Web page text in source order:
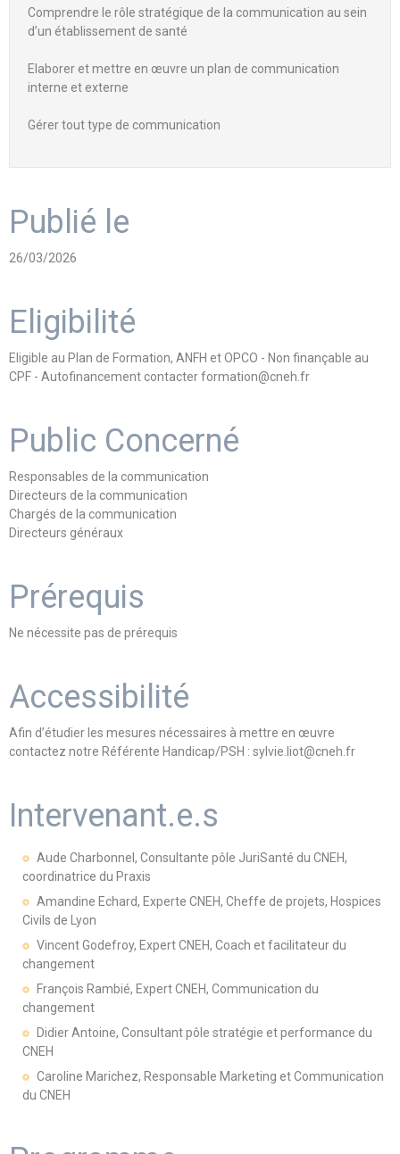
Comprendre le rôle stratégique de la communication au sein
d’un établissement de santé
Elaborer et mettre en œuvre un plan de communication
interne et externe
Gérer tout type de communication
Publié le
26/03/2026
Eligibilité
Eligible au Plan de Formation, ANFH et OPCO - Non finançable au
CPF - Autofinancement contacter formation@cneh.fr
Public Concerné
Responsables de la communication
Directeurs de la communication
Chargés de la communication
Directeurs généraux
Prérequis
Ne nécessite pas de prérequis
Accessibilité
Afin d’étudier les mesures nécessaires à mettre en œuvre
contactez notre Référente Handicap/PSH : sylvie.liot@cneh.fr
Intervenant.e.s
Aude Charbonnel, Consultante pôle JuriSanté du CNEH,
coordinatrice du Praxis
Amandine Echard, Experte CNEH, Cheffe de projets, Hospices
Civils de Lyon
Vincent Godefroy, Expert CNEH, Coach et facilitateur du
changement
François Rambié, Expert CNEH, Communication du
changement
Didier Antoine, Consultant pôle stratégie et performance du
CNEH
Caroline Marichez, Responsable Marketing et Communication
du CNEH